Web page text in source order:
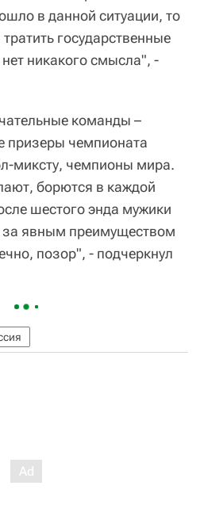
в данной ситуации, то
государственные
никакого смысла", -
команды –
призеры чемпионата
миксту, чемпионы мира.
борются в каждой
шестого энда мужики
за явным преимуществом
позор", - подчеркнул